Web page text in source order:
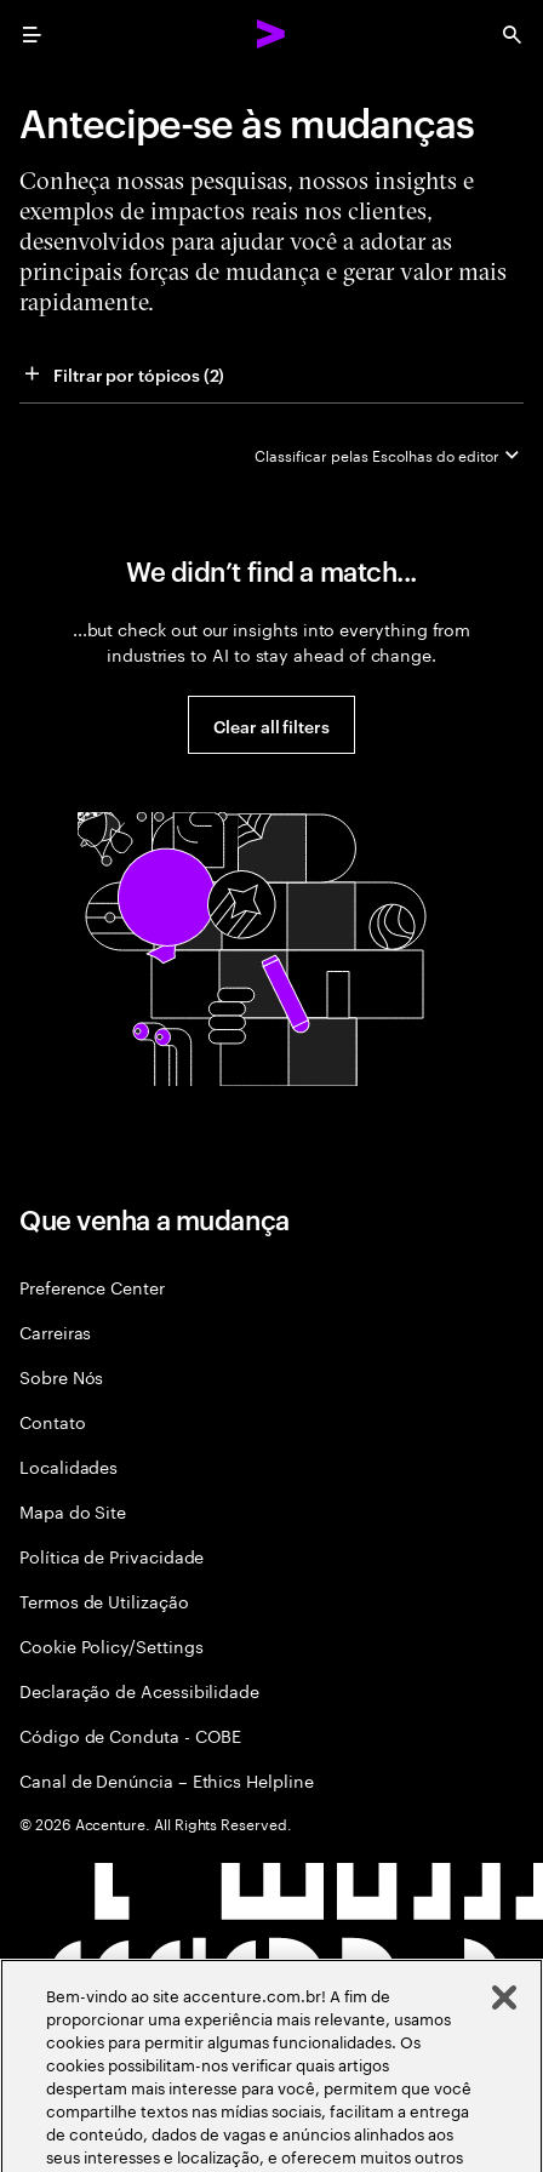
Menu
Antecipe-se às mudanças
Conheça nossas pesquisas, nossos insights e
exemplos de impactos reais nos clientes,
desenvolvidos para ajudar você a adotar as
principais forças de mudança e gerar valor mais
rapidamente.
Filtrar por tópicos (2)
Classificar pelas Escolhas do editor
We didn’t find a match...
...but check out our insights into everything from
industries to AI to stay ahead of change.
Clear all filters
Que venha a mudança
Preference Center
Carreiras
Sobre Nós
Contato
Localidades
Mapa do Site
Política de Privacidade
Termos de Utilização
Cookie Policy/Settings
Declaração de Acessibilidade
Código de Conduta - COBE
Canal de Denúncia – Ethics Helpline
©2026 Accenture. All Rights Reserved.
Bem-vindo ao site accenture.com.br! A fim de
proporcionar uma experiência mais relevante, usamos
cookies para permitir algumas funcionalidades. Os
cookies possibilitam-nos verificar quais artigos
despertam mais interesse para você, permitem que você
compartilhe textos nas mídias sociais, facilitam a entrega
de conteúdo, dados de vagas e anúncios alinhados aos
seus interesses e localização, e oferecem muitos outros